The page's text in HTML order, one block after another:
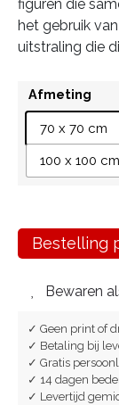
figuren die
het gebruik
uitstraling die
Afmeting
70 x 70 cm
100 x 100 cm
Bestelling
Bewaren
✓ Geen print of
✓ Betaling bij
✓ Gratis
✓ 14 dagen
✓ Levertijd